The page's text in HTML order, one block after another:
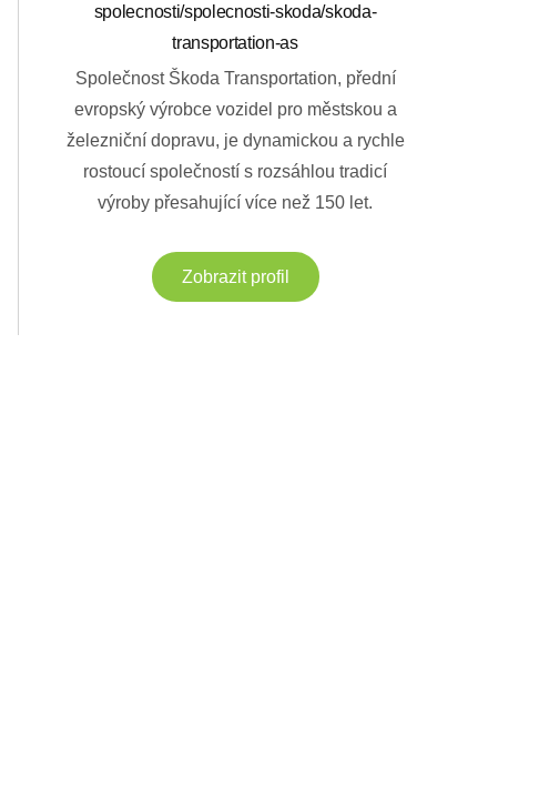
spolecnosti/spolecnosti-skoda/skoda-
transportation-as
Společnost Škoda Transportation, přední
evropský výrobce vozidel pro městskou a
železniční dopravu, je dynamickou a rychle
rostoucí společností s rozsáhlou tradicí
výroby přesahující více než 150 let.
Zobrazit profil